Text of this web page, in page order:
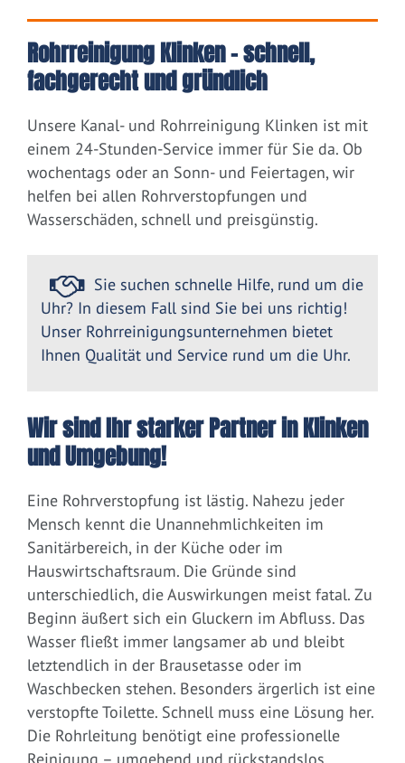
Rohrreinigung Klinken – schnell,
fachgerecht und gründlich
Unsere Kanal- und Rohrreinigung Klinken ist mit
einem 24-Stunden-Service immer für Sie da. Ob
wochentags oder an Sonn- und Feiertagen, wir
helfen bei allen Rohrverstopfungen und
Wasserschäden, schnell und preisgünstig.
Sie suchen schnelle Hilfe, rund um die
Uhr? In diesem Fall sind Sie bei uns richtig!
Unser Rohrreinigungsunternehmen bietet
Ihnen Qualität und Service rund um die Uhr.
Wir sind Ihr starker Partner in Klinken
und Umgebung!
Eine Rohrverstopfung ist lästig. Nahezu jeder
Mensch kennt die Unannehmlichkeiten im
Sanitärbereich, in der Küche oder im
Hauswirtschaftsraum. Die Gründe sind
unterschiedlich, die Auswirkungen meist fatal. Zu
Beginn äußert sich ein Gluckern im Abfluss. Das
Wasser fließt immer langsamer ab und bleibt
letztendlich in der Brausetasse oder im
Waschbecken stehen. Besonders ärgerlich ist eine
verstopfte Toilette. Schnell muss eine Lösung her.
Die Rohrleitung benötigt eine professionelle